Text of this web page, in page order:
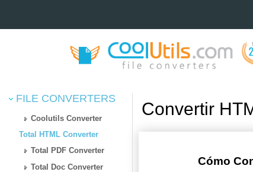
FILE CONVERTERS
Coolutils Converter
Total HTML Converter
Total PDF Converter
Total Doc Converter
Convertir
Cómo